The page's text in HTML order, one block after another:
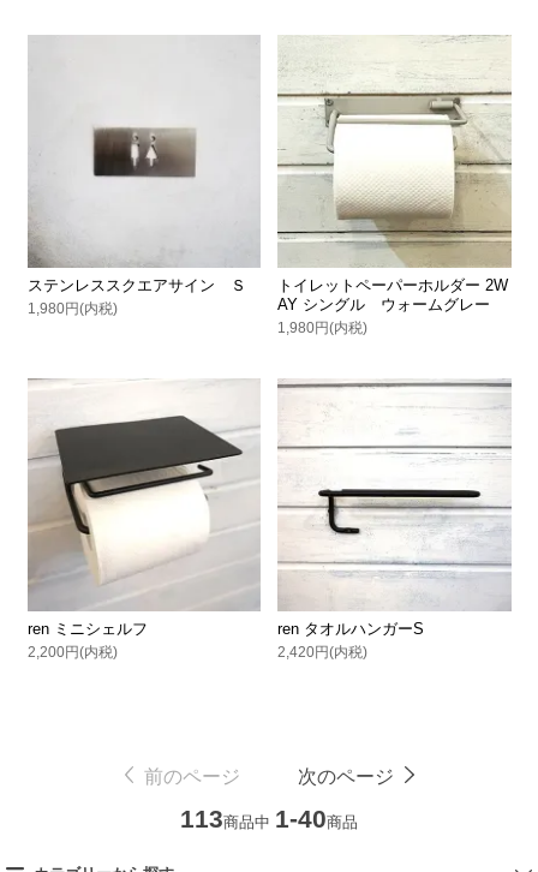
ステンレススクエアサイン Ｓ
1,980円(内税)
トイレットペーパーホルダー 2W
AY シングル ウォームグレー
1,980円(内税)
ren ミニシェルフ
2,200円(内税)
ren タオルハンガーS
2,420円(内税)
前のページ 次のページ
113商品中 1-40商品